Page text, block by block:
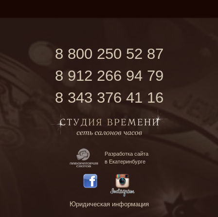
8 800 250 52 87
8 912 266 94 79
8 343 376 41 16
Разработка сайта
в Екатеринбурге
Юридическая информация